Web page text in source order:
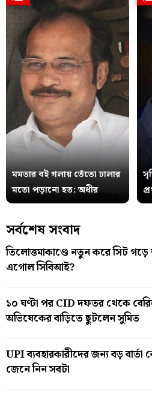
মমতার বই গলায় তেঁতো ঢালার
মতো পড়ানো হত: অধীর
সর্বশেষ সংবাদ
তিলোত্তমাকাণ্ডে নতুন করে সিট
এগোল সিবিআই?
১০ ঘণ্টা পর CID দফতর থেকে
অভিষেকের বাড়িতে ছুটলেন সুমিত
UPI ব্যবহারকারীদের জন্য বড় বার্তা
জেনে নিন সবটা